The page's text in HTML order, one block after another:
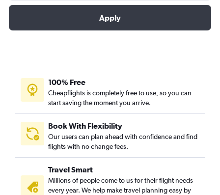
เตอร์กิชแอร์ไลน์
Apply
100% Free
Cheapflights is completely free to use, so you can
start saving the moment you arrive.
Book With Flexibility
Our users can plan ahead with confidence and find
flights with no change fees.
Travel Smart
Millions of people come to us for their flight needs
every year. We help make travel planning easy by